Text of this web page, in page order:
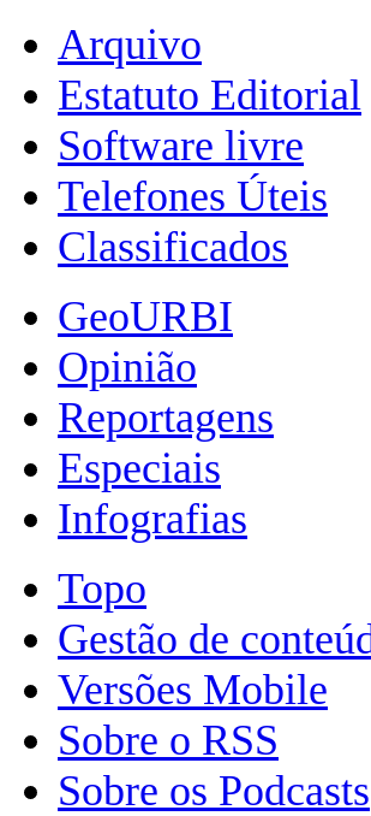
Arquivo
Estatuto Editorial
Software livre
Telefones Úteis
Classificados
GeoURBI
Opinião
Reportagens
Especiais
Infografias
Topo
Gestão de
Versões Mobile
Sobre o RSS
Sobre os Podcasts